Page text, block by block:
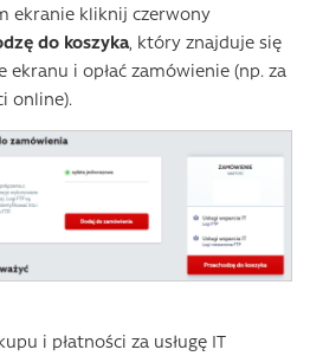
ekranie kliknij czerwony
do koszyka, który znajduje się
i opłać zamówienie (np. za
online).
i płatności za usługę IT